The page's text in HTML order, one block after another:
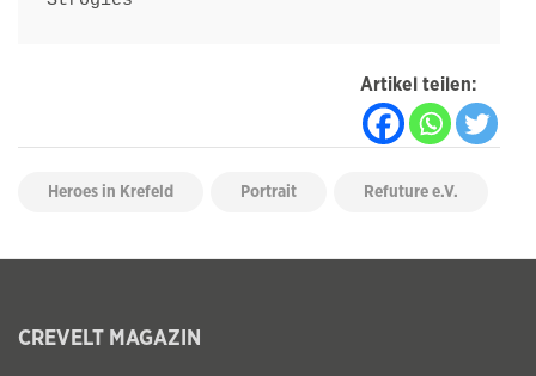
Artikel teilen:
Heroes in Krefeld Portrait Refuture e.V.
CREVELT MAGAZIN